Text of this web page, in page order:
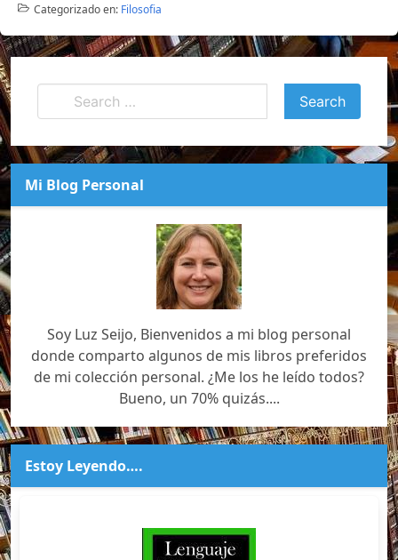
Categorizado en: Filosofia
Mi Blog Personal
Soy Luz Seijo, Bienvenidos a mi blog personal
donde comparto algunos de mis libros preferidos
de mi colección personal. ¿Me los he leído todos?
Bueno, un 70% quizás....
Estoy Leyendo….